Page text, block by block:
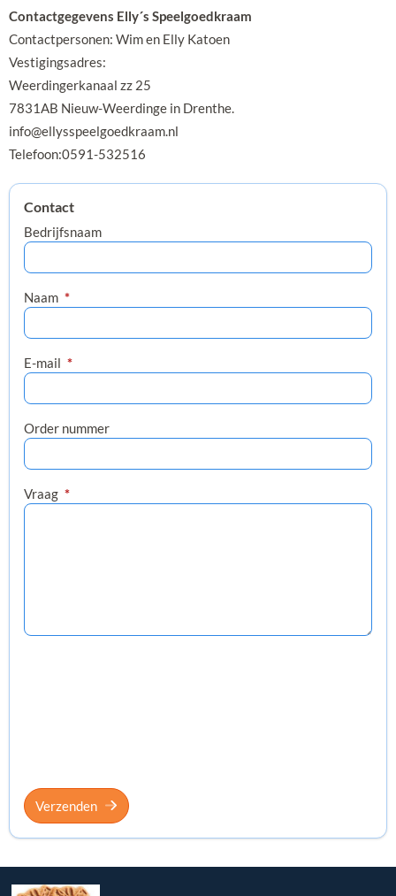
Contactgegevens Elly´s Speelgoedkraam
Contactpersonen: Wim en Elly Katoen
Vestigingsadres:
Weerdingerkanaal zz 25
7831AB Nieuw-Weerdinge in Drenthe.
info@ellysspeelgoedkraam.nl
Telefoon:0591-532516
Contact
Bedrijfsnaam
Naam *
E-mail *
Order nummer
Vraag *
Verzenden